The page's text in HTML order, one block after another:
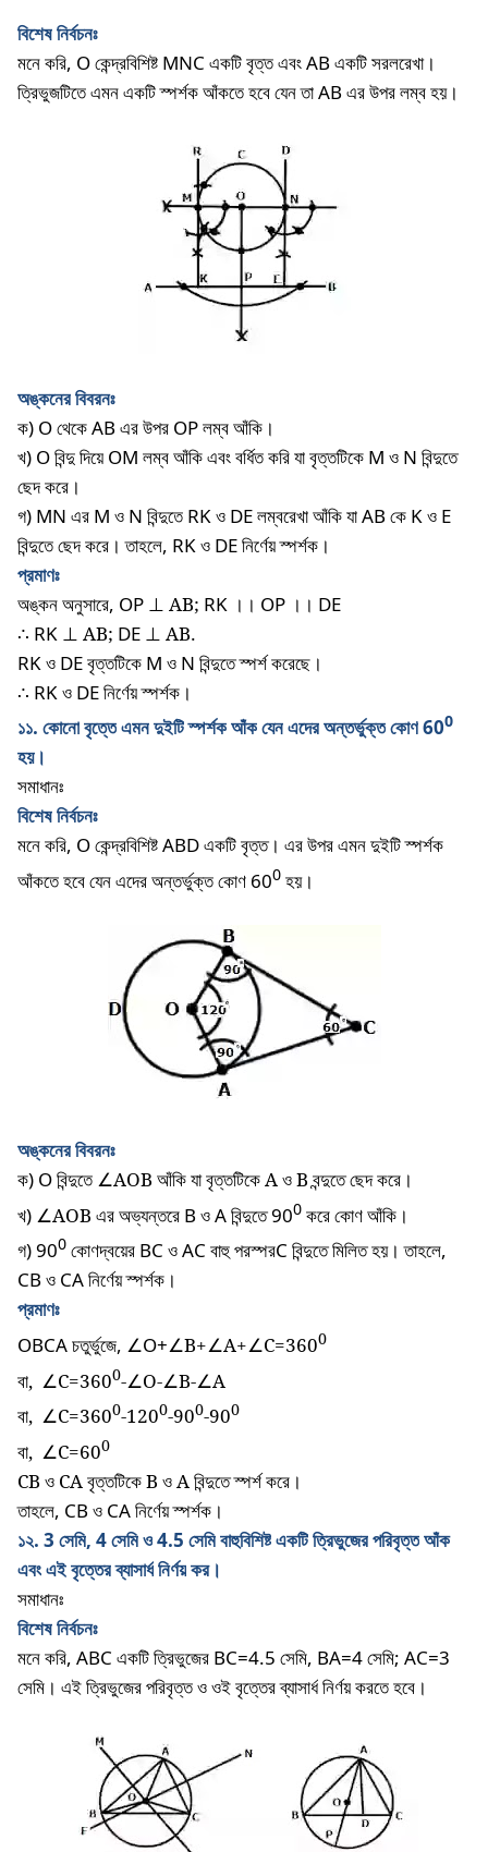
বিশেষনির্বচনঃ
মনেকরি, Oকেন্দ্রবিশিষ্টMNC একটিবৃত্তএবংABএকটিসরলরেখা।
ত্রিভুজটিতেএমনএকটিস্পর্শকআঁকতেহবেযেনতাABএরউপরলম্বহয়।
অঙ্কনেরবিবরনঃ
ক) OথেকেABএরউপরOPলম্বআঁকি।
খ) Oবিন্দুদিয়েOM লম্বআঁকিএবংবর্ধিতকরিযাবৃত্তটিকেM ওN বিন্দুতে
ছেদকরে।
গ) MN এরM ওN বিন্দুতেRK ওDEলম্বরেখাআঁকিযাABকেK ওE
বিন্দুতেছেদকরে। তাহলে, RK ওDEনির্ণেয়স্পর্শক।
প্রমাণঃ
অঙ্কনঅনুসারে, OP ⊥ AB; RK ।। OP ।। DE
∴ RK ⊥ AB; DE ⊥ AB.
RK ও DE বৃত্তটিকে M ও N বিন্দুতে স্পর্শ করেছে।
∴ RK ওDEনির্ণেয়স্পর্শক।
১১. কোনোবৃত্তেএমনদুইটিস্পর্শকআঁকযেনএদেরঅন্তর্ভুক্তকোণ600
হয়।
সমাধানঃ
বিশেষনির্বচনঃ
মনেকরি, Oকেন্দ্রবিশিষ্টABDএকটিবৃত্ত। এরউপরএমনদুইটিস্পর্শক
আঁকতেহবেযেনএদেরঅন্তর্ভুক্তকোণ600 হয়।
অঙ্কনেরবিবরনঃ
ক) Oবিন্দুতে ∠AOB আঁকি যা বৃত্তটিকেAওBবন্দুতে ছেদ করে।
খ) ∠AOB এর অভ্যন্তরে B ও A বিন্দুতে 900করে কোণ আঁকি।
গ) 900কোণদ্বয়ের BC ও AC বাহু পরস্পরC বিন্দুতে মিলিত হয়। তাহলে,
CB ও CA নির্ণেয় স্পর্শক।
প্রমাণঃ
OBCAচতুর্ভুজে, ∠O+∠B+∠A+∠C=3600
বা, ∠C=3600-∠O-∠B-∠A
বা, ∠C=3600-1200-900-900
বা, ∠C=600
CB ও CAবৃত্তটিকেB ওAবিন্দুতে স্পর্শ করে।
তাহলে, CB ও CA নির্ণেয় স্পর্শক।
১২. 3 সেমি, 4সেমিও4.5 সেমিবাহুবিশিষ্টএকটিত্রিভুজেরপরিবৃত্তআঁক
এবংএইবৃত্তেরব্যাসার্ধনির্ণয়কর।
সমাধানঃ
বিশেষনির্বচনঃ
মনেকরি, ABC একটিত্রিভুজেরBC=4.5 সেমি, BA=4সেমি; AC=3
সেমি। এইত্রিভুজেরপরিবৃত্তওওইবৃত্তেরব্যাসার্ধনির্ণয়করতেহবে।